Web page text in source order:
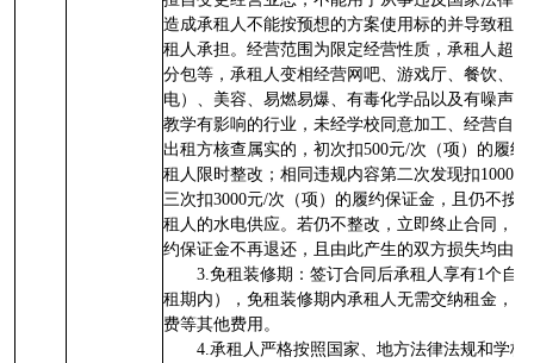
造成承租人不能按预想的方案使用标的并导致租
租人承担。经营范围为限定经营性质，承租人超
分包等，承租人变相经营网吧、游戏厅、餐饮、
电）、美容、易燃易爆、有毒化学品以及有噪声
教学有影响的行业，未经学校同意加工、经营自
出租方核查属实的，初次扣500元/次（项）的履
租人限时整改；相同违规内容第二次发现扣1000
三次扣3000元/次（项）的履约保证金，且仍不按
租人的水电供应。若仍不整改，立即终止合同，
约保证金不再退还，且由此产生的双方损失均由
3.免租装修期：签订合同后承租人享有1个自
租期内），免租装修期内承租人无需交纳租金，
费等其他费用。
4.承租人严格按照国家、地方法律法规和学